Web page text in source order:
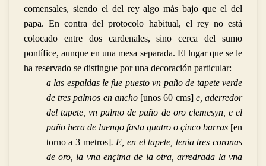
comensales, siendo el del rey algo más bajo que el del
papa. En contra del protocolo habitual, el rey no está
colocado entre dos cardenales, sino cerca del sumo
pontífice, aunque en una mesa separada. El lugar que se le
ha reservado se distingue por una decoración particular:
a las espaldas le fue puesto vn paño de tapete verde
de tres palmos en ancho [unos 60 cms]e, aderredor
del tapete, vn palmo de paño de oro clemesyn, e el
paño hera de luengo fasta quatro o çinco barras [en
torno a 3 metros]. E, en el tapete, tenia tres coronas
de oro, la vna ençima de la otra, arredrada la vna